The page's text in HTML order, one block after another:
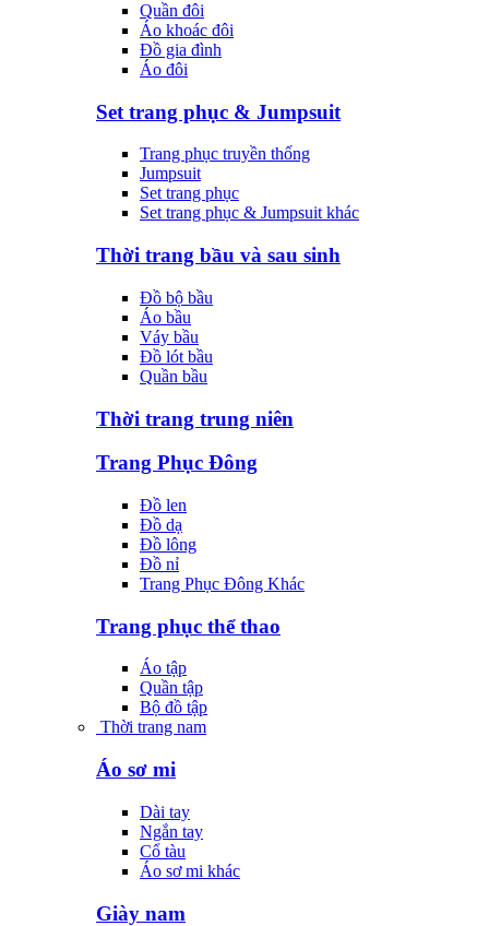
Quần đôi
Áo khoác đôi
Đồ gia đình
Áo đôi
Set trang phục & Jumpsuit
Trang phục truyền thống
Jumpsuit
Set trang phục
Set trang phục & Jumpsuit khác
Thời trang bầu và sau sinh
Đồ bộ bầu
Áo bầu
Váy bầu
Đồ lót bầu
Quần bầu
Thời trang trung niên
Trang Phục Đông
Đồ len
Đồ dạ
Đồ lông
Đồ nỉ
Trang Phục Đông Khác
Trang phục thể thao
Áo tập
Quần tập
Bộ đồ tập
Thời trang nam
Áo sơ mi
Dài tay
Ngắn tay
Cổ tàu
Áo sơ mi khác
Giày nam